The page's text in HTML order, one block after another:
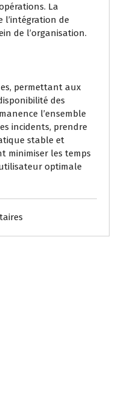
La
l’intégration de
de l’organisation.
permettant aux
des
l’ensemble
incidents, prendre
stable et
minimiser les temps
optimale